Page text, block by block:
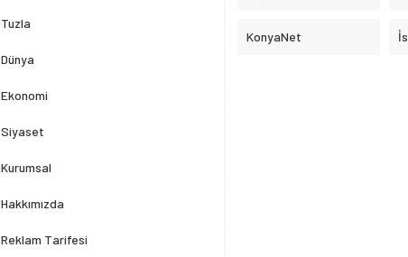
Tuzla
Dünya
Ekonomi
Siyaset
Kurumsal
Hakkımızda
Reklam Tarifesi
KonyaNet